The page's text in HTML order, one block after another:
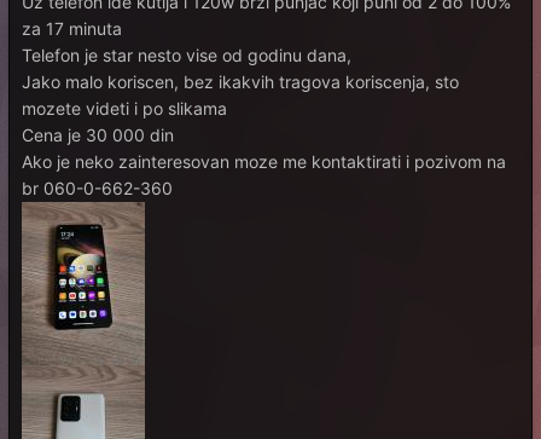
za 17 minuta
Telefon je star nesto vise od godinu dana,
Jako malo koriscen, bez ikakvih tragova koriscenja, sto
mozete videti i po slikama
Cena je 30 000 din
Ako je neko zainteresovan moze me kontaktirati i pozivom na
br 060-0-662-360